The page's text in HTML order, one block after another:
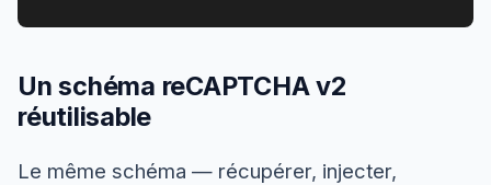
Un schéma reCAPTCHA v2
réutilisable
Le même schéma — récupérer, injecter,